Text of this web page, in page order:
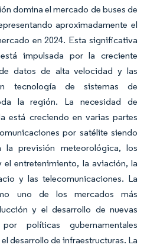
domina el mercado de buses de
aproximadamente el
en 2024. Esta significativa
impulsada por la creciente
datos de alta velocidad y las
tecnología de sistemas de
la región. La necesidad de
está creciendo en varias partes
por satélite siendo
la previsión meteorológica, los
entretenimiento, la aviación, la
y las telecomunicaciones. La
uno de los mercados más
y el desarrollo de nuevas
políticas gubernamentales
desarrollo de infraestructuras. La